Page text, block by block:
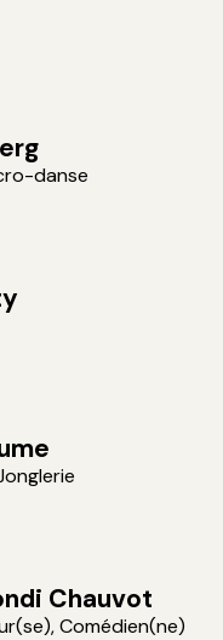
danse
Chauvot
Comédien(ne)